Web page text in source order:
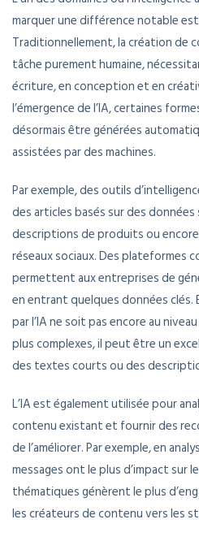
marquer une différence notable
Traditionnellement, la création de
tâche purement humaine,
écriture, en conception et en
l’émergence de l’IA, certaines
désormais être générées
assistées par des machines.
Par exemple, des outils
des articles basés sur des
descriptions de produits ou
réseaux sociaux. Des plateformes
permettent aux entreprises de
en entrant quelques données clés.
par l’IA ne soit pas encore au
plus complexes, il peut être un
des textes courts ou des
L’IA est également utilisée pour
contenu existant et fournir des
de l’améliorer. Par exemple, en
messages ont le plus d’impact sur
thématiques génèrent le plus
les créateurs de contenu vers les